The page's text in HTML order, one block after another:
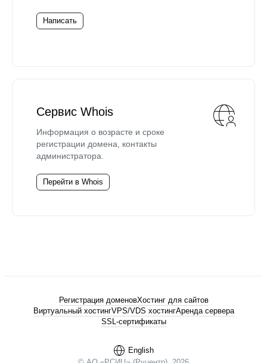
Написать
Сервис Whois
Информация о возрасте и сроке
регистрации домена, контакты
администратора.
Перейти в Whois
English
Регистрация доменовХостинг для сайтов
Виртуальный хостингVPS/VDS хостингАренда сервера
SSL-сертификаты